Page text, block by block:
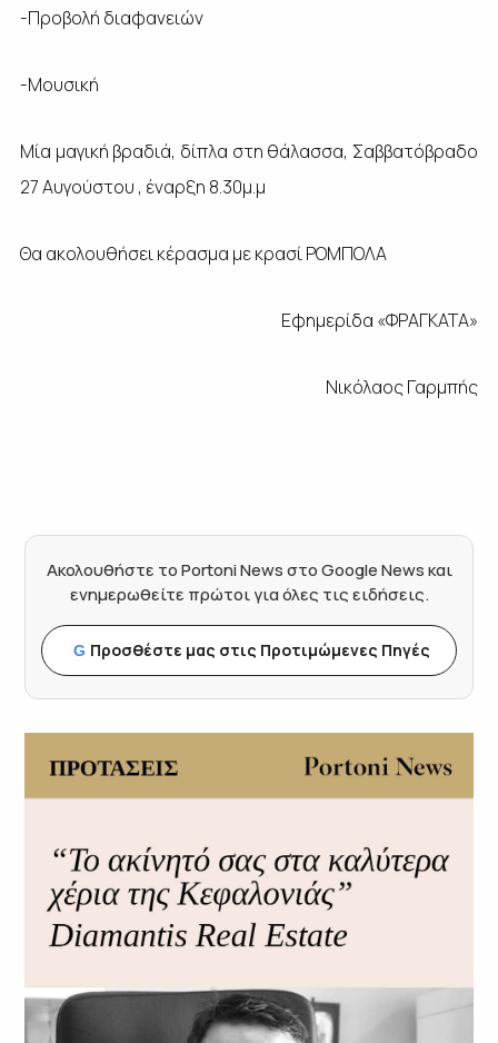
-Προβολή διαφανειών
-Μουσική
Μία μαγική βραδιά, δίπλα στη θάλασσα, Σαββατόβραδο
27 Αυγούστου , έναρξη 8.30μ.μ
Θα ακολουθήσει κέρασμα με κρασί ΡΟΜΠΟΛΑ
Εφημερίδα «ΦΡΑΓΚΑΤΑ»
Νικόλαος Γαρμπής
Ακολουθήστε το Portoni News στο Google News και
ενημερωθείτε πρώτοι για όλες τις ειδήσεις.
G Προσθέστε μας στις Προτιμώμενες Πηγές